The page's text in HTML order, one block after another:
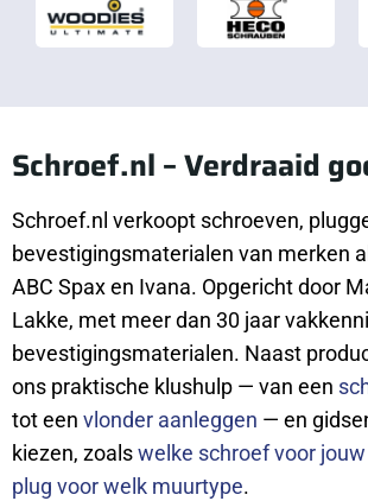
Schroef.nl – Verdraaid
Schroef.nl verkoopt schroeven,
bevestigingsmaterialen van merken
ABC Spax en Ivana. Opgericht door
Lakke, met meer dan 30 jaar
bevestigingsmaterialen. Naast
ons praktische klushulp — van een
tot een vlonder aanleggen — en
kiezen, zoalswelke schroef voor
plug voor welk muurtype.